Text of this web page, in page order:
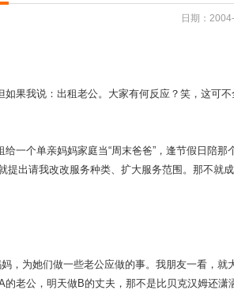
日期：
果我说：出租老公。大家有何反应？笑，这可不
个单亲妈妈家庭当“周末爸爸”，逢节假日陪那
提出请我改改服务种类、扩大服务范围。那不就
为她们做一些老公应做的事。我朋友一看，就
老公，明天做B的丈夫，那不是比贝克汉姆还潇